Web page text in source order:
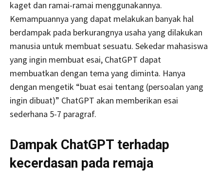
kaget dan ramai-ramai menggunakannya.
Kemampuannya yang dapat melakukan banyak hal
berdampak pada berkurangnya usaha yang dilakukan
manusia untuk membuat sesuatu. Sekedar mahasiswa
yang ingin membuat esai, ChatGPT dapat
membuatkan dengan tema yang diminta. Hanya
dengan mengetik “buat esai tentang (persoalan yang
ingin dibuat)” ChatGPT akan memberikan esai
sederhana 5-7 paragraf.
Dampak ChatGPT terhadap
kecerdasan pada remaja